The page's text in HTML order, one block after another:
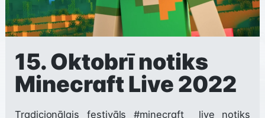
15. Oktobrī notiks
Minecraft Live 2022
Tradicionālais festivāls #minecraft
  live notiks